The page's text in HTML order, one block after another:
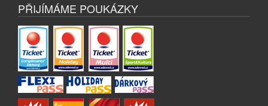
PŘIJÍMÁME POUKÁZKY